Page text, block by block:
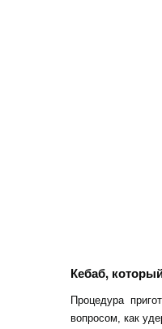
Кебаб,
Процедура
вопросом, как